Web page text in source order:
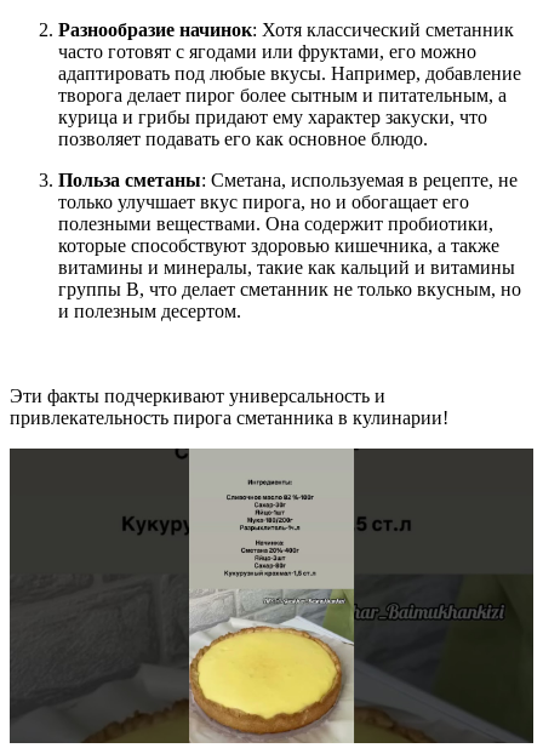
Разнообразие начинок: Хотя классический сметанник
часто готовят с ягодами или фруктами, его можно
адаптировать под любые вкусы. Например, добавление
творога делает пирог более сытным и питательным, а
курица и грибы придают ему характер закуски, что
позволяет подавать его как основное блюдо.
Польза сметаны: Сметана, используемая в рецепте, не
только улучшает вкус пирога, но и обогащает его
полезными веществами. Она содержит пробиотики,
которые способствуют здоровью кишечника, а также
витамины и минералы, такие как кальций и витамины
группы B, что делает сметанник не только вкусным, но
и полезным десертом.
Эти факты подчеркивают универсальность и
привлекательность пирога сметанника в кулинарии!